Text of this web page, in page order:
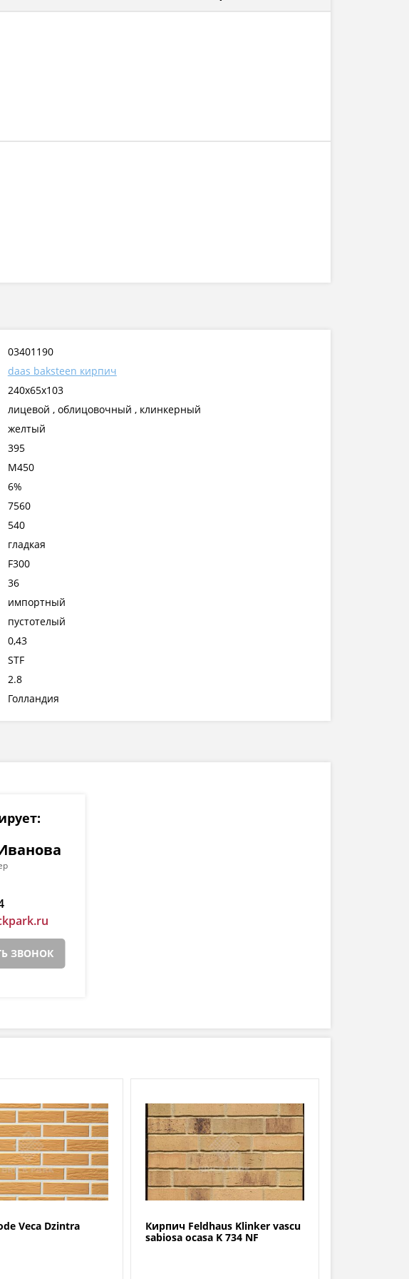
03401190
daas baksteen кирпич
240x65x103
лицевой , облицовочный , клинкерный
желтый
395
М450
6%
7560
540
гладкая
F300
36
импортный
пустотелый
0,43
STF
2.8
Голландия
ЗВОНОК
Veca Dzintra
Кирпич Feldhaus Klinker vascu
sabiosa ocasa K 734 NF